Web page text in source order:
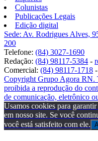
Colunistas
Publicações Legais
Edição digital
Sede: Av. Rodrigues Alves,
200
Telefone: (84) 3027-1690
Redação: (84) 98117-5384 -
Comercial: (84) 98117-1718 -
Copyright Grupo Agora RN.
proibida a reprodução do
de comunicação, eletrônico
Usamos cookies para
em nosso site. Se você
você está satisfeito com ele.